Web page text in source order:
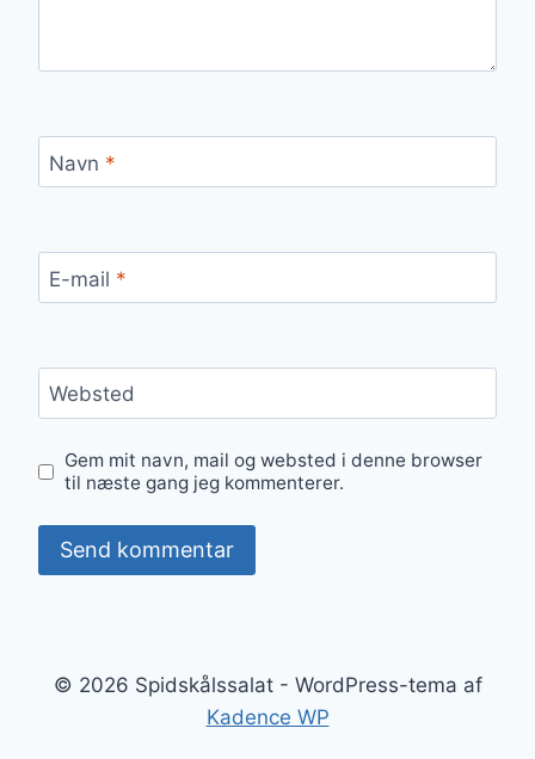
Navn *
E-mail *
Websted
Gem mit navn, mail og websted i denne browser
til næste gang jeg kommenterer.
© 2026 Spidskålssalat - WordPress-tema af
Kadence WP